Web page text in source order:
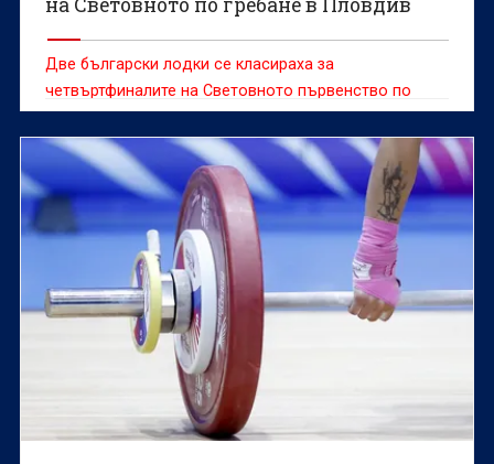
на Световното по гребане в Пловдив
Две български лодки се класираха за
четвъртфиналите на Световното първенство по
гребане за мъже и жени до 19 години, което се
провежда в Пловдив.